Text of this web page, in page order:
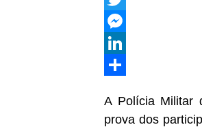
Twitter
Messenger
LinkedIn
A Polícia Militar
prova dos